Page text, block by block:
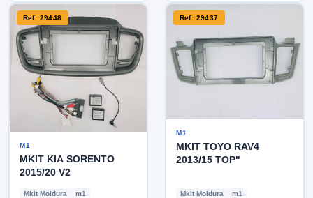
Ref: 29448
M1
MKIT KIA SORENTO
2015/20 V2
Mkit Moldura m1
Ref: 29437
M1
MKIT TOYO RAV4
2013/15 TOP"
Mkit Moldura m1